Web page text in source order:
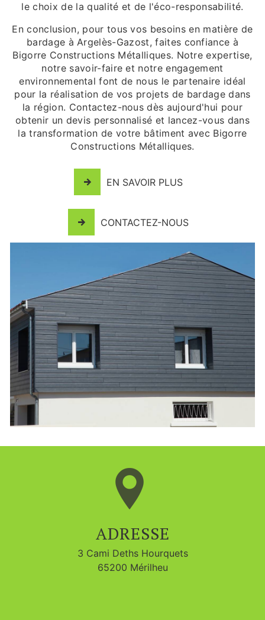
le choix de la qualité et de l'éco-responsabilité.
En conclusion, pour tous vos besoins en matière de
bardage à Argelès-Gazost, faites confiance à
Bigorre Constructions Métalliques. Notre expertise,
notre savoir-faire et notre engagement
environnemental font de nous le partenaire idéal
pour la réalisation de vos projets de bardage dans
la région. Contactez-nous dès aujourd'hui pour
obtenir un devis personnalisé et lancez-vous dans
la transformation de votre bâtiment avec Bigorre
Constructions Métalliques.
EN SAVOIR PLUS
CONTACTEZ-NOUS
ADRESSE
3 Cami Deths Hourquets
65200 Mérilheu